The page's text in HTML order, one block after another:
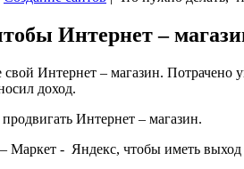
Интернет –
Интернет – магазин. Потрачено
доход.
Интернет – магазин.
– Маркет - Яндекс, чтобы иметь